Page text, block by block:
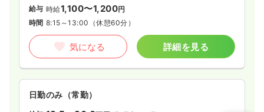
給与 時給1,100〜1,200円
時間 8:15～13:00 （休憩60分）
気になる 詳細を見る
日勤のみ（常勤）